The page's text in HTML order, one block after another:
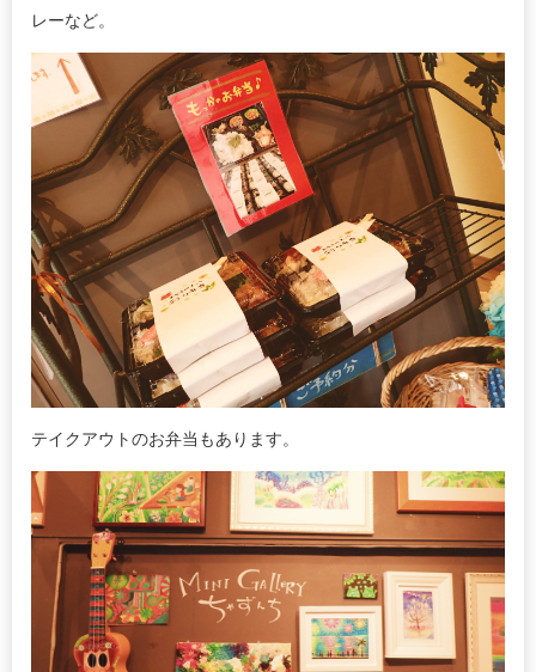
レーなど。
テイクアウトのお弁当もあります。